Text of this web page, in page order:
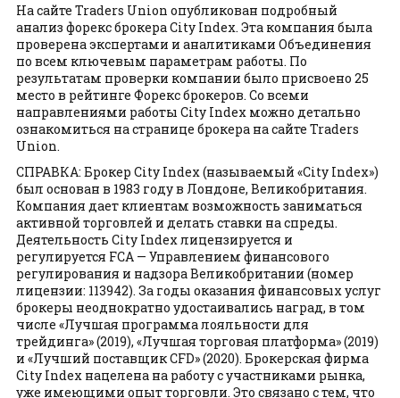
На сайте Traders Union опубликован подробный
анализ форекс брокера City Index. Эта компания была
проверена экспертами и аналитиками Объединения
по всем ключевым параметрам работы. По
результатам проверки компании было присвоено 25
место в рейтинге Форекс брокеров. Со всеми
направлениями работы City Index можно детально
ознакомиться на странице брокера на сайте Traders
Union.
СПРАВКА: Брокер City Index (называемый «City Index»)
был основан в 1983 году в Лондоне, Великобритания.
Компания дает клиентам возможность заниматься
активной торговлей и делать ставки на спреды.
Деятельность City Index лицензируется и
регулируется FCA — Управлением финансового
регулирования и надзора Великобритании (номер
лицензии: 113942). За годы оказания финансовых услуг
брокеры неоднократно удостаивались наград, в том
числе «Лучшая программа лояльности для
трейдинга» (2019), «Лучшая торговая платформа» (2019)
и «Лучший поставщик CFD» (2020). Брокерская фирма
City Index нацелена на работу с участниками рынка,
уже имеющими опыт торговли. Это связано с тем, что